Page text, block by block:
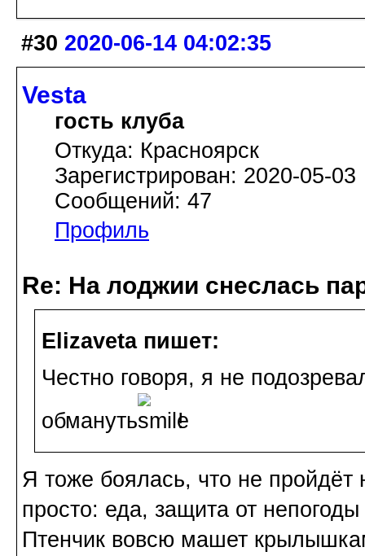
#30 2020-06-14 04:02:35
Vesta
гость клуба
Откуда: Красноярск
Зарегистрирован: 2020-05-03
Сообщений: 47
Профиль
Re: На лоджии снеслась
Elizaveta пишет:
Честно говоря, я не
обмануть
!
Я тоже боялась, что не
просто: еда, защита от
Птенчик вовсю машет